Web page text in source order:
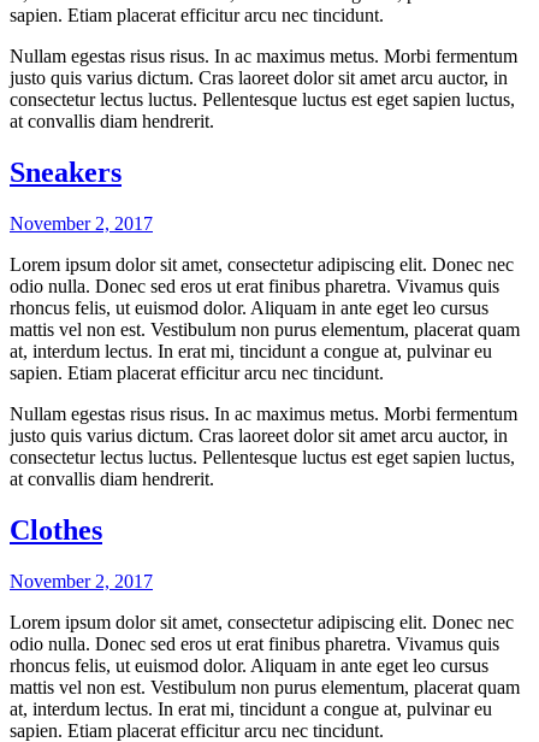
sapien. Etiam placerat efficitur arcu nec tincidunt.
Nullam egestas risus risus. In ac maximus metus. Morbi fermentum
justo quis varius dictum. Cras laoreet dolor sit amet arcu auctor, in
consectetur lectus luctus. Pellentesque luctus est eget sapien luctus,
at convallis diam hendrerit.
Sneakers
November 2, 2017
Lorem ipsum dolor sit amet, consectetur adipiscing elit. Donec nec
odio nulla. Donec sed eros ut erat finibus pharetra. Vivamus quis
rhoncus felis, ut euismod dolor. Aliquam in ante eget leo cursus
mattis vel non est. Vestibulum non purus elementum, placerat quam
at, interdum lectus. In erat mi, tincidunt a congue at, pulvinar eu
sapien. Etiam placerat efficitur arcu nec tincidunt.
Nullam egestas risus risus. In ac maximus metus. Morbi fermentum
justo quis varius dictum. Cras laoreet dolor sit amet arcu auctor, in
consectetur lectus luctus. Pellentesque luctus est eget sapien luctus,
at convallis diam hendrerit.
Clothes
November 2, 2017
Lorem ipsum dolor sit amet, consectetur adipiscing elit. Donec nec
odio nulla. Donec sed eros ut erat finibus pharetra. Vivamus quis
rhoncus felis, ut euismod dolor. Aliquam in ante eget leo cursus
mattis vel non est. Vestibulum non purus elementum, placerat quam
at, interdum lectus. In erat mi, tincidunt a congue at, pulvinar eu
sapien. Etiam placerat efficitur arcu nec tincidunt.